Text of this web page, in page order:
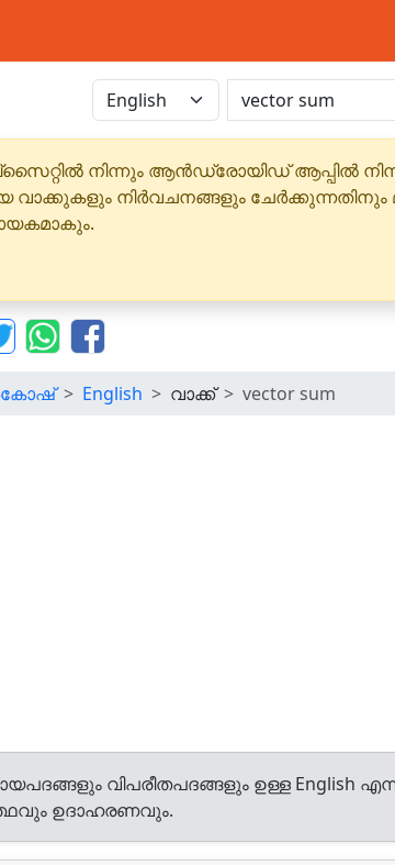
നിന്നും ആൻഡ്രോയിഡ് ആപ്പിൽ
വാക്കുകളും നിർവചനങ്ങളും
English വാക്ക് vector sum
വിപരീതപദങ്ങളും ഉള്ള English
ഉദാഹരണവും.